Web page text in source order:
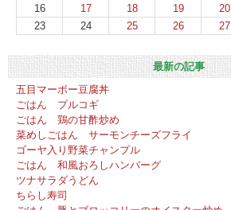
16
17 18 19 20
23
24 25 26 27
最新の記事
五目マーボー豆腐丼
ごはん プルコギ
ごはん 鶏の甘酢炒め
菜めしごはん サーモンチーズフライ
ゴーヤ入り野菜チャンプル
ごはん 和風おろしハンバーグ
ツナサラダうどん
ちらし寿司